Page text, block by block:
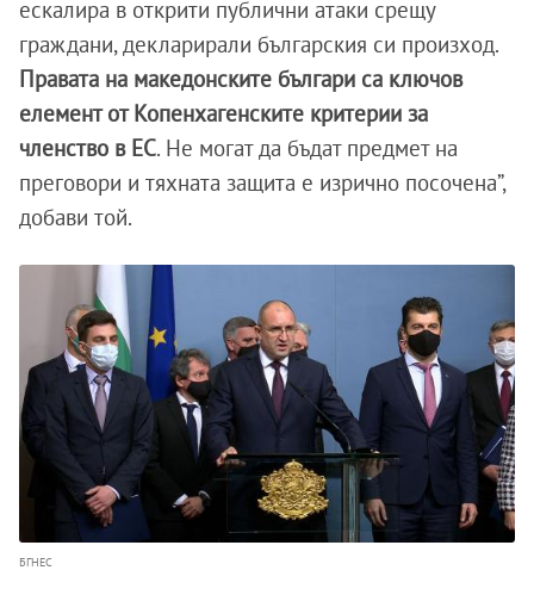
ескалира в открити публични атаки срещу
граждани, декларирали българския си произход.
Правата на македонските българи са ключов
елемент от Копенхагенските критерии за
членство в ЕС. Не могат да бъдат предмет на
преговори и тяхната защита е изрично посочена”,
добави той.
БГНЕС